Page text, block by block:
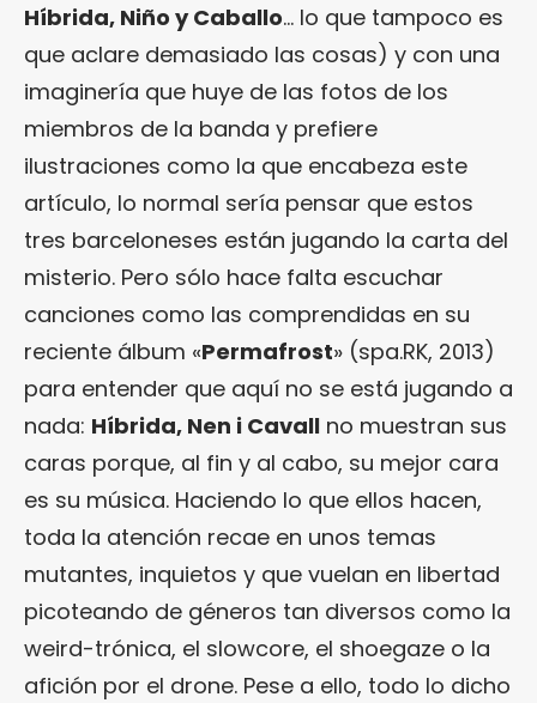
Híbrida, Niño y Caballo… lo que tampoco es
que aclare demasiado las cosas) y con una
imaginería que huye de las fotos de los
miembros de la banda y prefiere
ilustraciones como la que encabeza este
artículo, lo normal sería pensar que estos
tres barceloneses están jugando la carta del
misterio. Pero sólo hace falta escuchar
canciones como las comprendidas en su
reciente álbum «Permafrost» (spa.RK, 2013)
para entender que aquí no se está jugando a
nada: Híbrida, Nen i Cavall no muestran sus
caras porque, al fin y al cabo, su mejor cara
es su música. Haciendo lo que ellos hacen,
toda la atención recae en unos temas
mutantes, inquietos y que vuelan en libertad
picoteando de géneros tan diversos como la
weird-trónica, el slowcore, el shoegaze o la
afición por el drone. Pese a ello, todo lo dicho